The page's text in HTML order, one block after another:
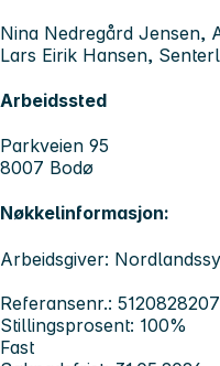
Nina Nedregård Jensen,
Lars Eirik Hansen,
Arbeidssted
Parkveien 95
8007 Bodø
Nøkkelinformasjon:
Arbeidsgiver:
Referansenr.: 5120828207
Stillingsprosent: 100%
Fast